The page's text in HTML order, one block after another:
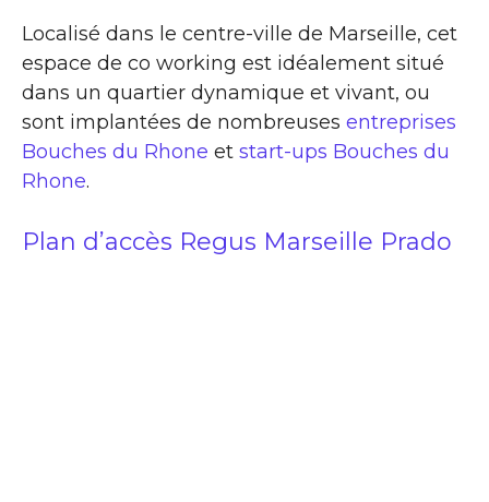
Localisé dans le centre-ville de Marseille, cet
espace de co working est idéalement situé
dans un quartier dynamique et vivant, ou
sont implantées de nombreuses entreprises
Bouches du Rhone et start-ups Bouches du
Rhone.
Plan d’accès Regus Marseille Prado